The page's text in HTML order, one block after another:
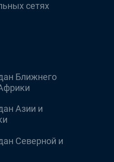
сетях
Ближнего
Азии и
Северной и